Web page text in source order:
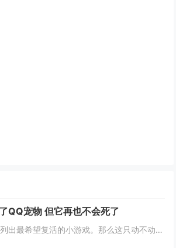
QQ宠物 但它再也不会死了
如果说，让世超列出最希望复活的小游戏。那么这只动不动就要死，上点班就喊累的胖企鹅，绝对可以排到前列。而就在一个月前，QQ 似乎准备让它回归了。内测上线了全新的 QQ 宠物功能。腾讯偷偷复活了QQ宠物 但它再也不会死了读到这，是不是不少人已经...